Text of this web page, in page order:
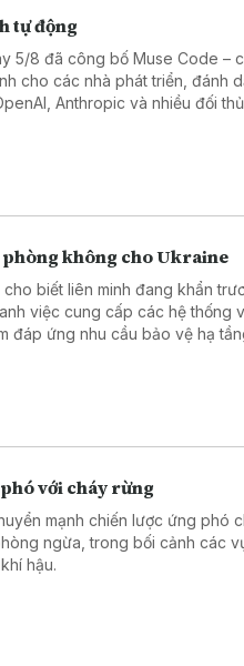
tự động
5/8 đã công bố Muse Code –
cho các nhà phát triển, đánh
Anthropic và nhiều đối
phòng không cho Ukraine
biết liên minh đang khẩn
việc cung cấp các hệ thống
đáp ứng nhu cầu bảo vệ hạ
với cháy rừng
mạnh chiến lược ứng phó
ngừa, trong bối cảnh các
hậu.